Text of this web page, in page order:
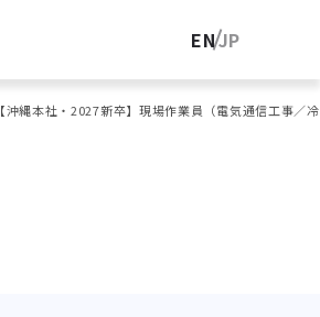
ENJP
【沖縄本社・2027新卒】現場作業員（電気通信工事